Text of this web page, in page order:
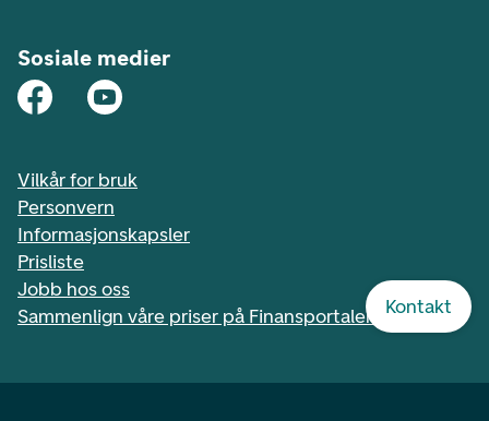
Kontakt
Sosiale medier
Vilkår for bruk
Personvern
Informasjonskapsler
Prisliste
Jobb hos oss
Sammenlign våre priser på Finansportalen.no